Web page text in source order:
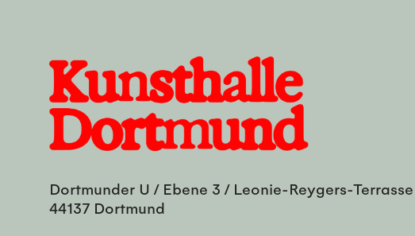
Dortmunder U / Ebene 3 / Leonie-Reygers-Terrasse
44137 Dortmund